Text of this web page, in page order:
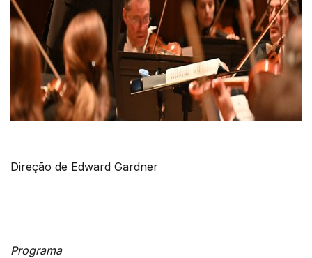
Direção de Edward Gardner
Programa